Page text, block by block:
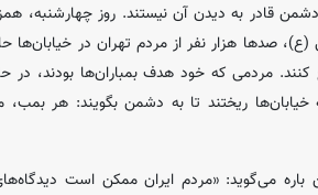
قادر به دیدن آن نیستند. روز چهارشنبه،
صدها هزار نفر از مردم تهران در خیابان‌ها
مردمی که خود هدف بمباران‌ها بودند، در
ریختند تا به دشمن بگویند: هر بمب،
باره می‌گوید: «مردم ایران ممکن است